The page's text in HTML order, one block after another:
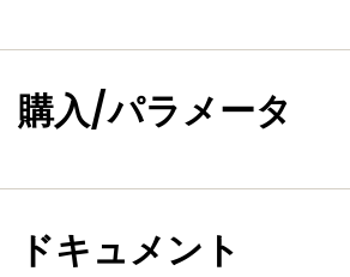
購入/パラメータ
ドキュメント